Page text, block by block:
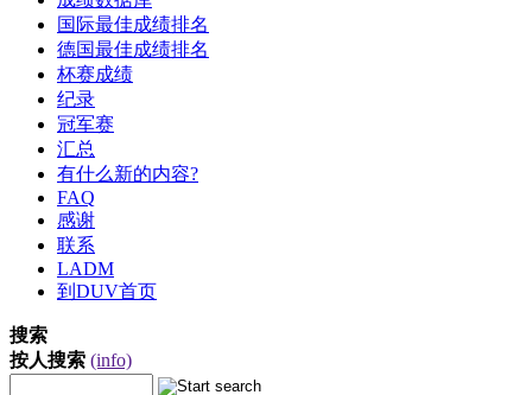
国际最佳成绩排名
德国最佳成绩排名
杯赛成绩
纪录
冠军赛
汇总
有什么新的内容?
FAQ
感谢
联系
LADM
到DUV首页
搜索
按人搜索 (info)